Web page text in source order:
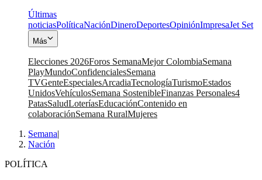
Últimas
noticiasPolíticaNaciónDineroDeportesOpiniónImpresaJet Set
Más
Elecciones 2026Foros SemanaMejor ColombiaSemana
PlayMundoConfidencialesSemana
TVGenteEspecialesArcadiaTecnologíaTurismoEstados
UnidosVehículosSemana SostenibleFinanzas Personales4
PatasSaludLoteríasEducaciónContenido en
colaboraciónSemana RuralMujeres
Semana|
Nación
POLÍTICA